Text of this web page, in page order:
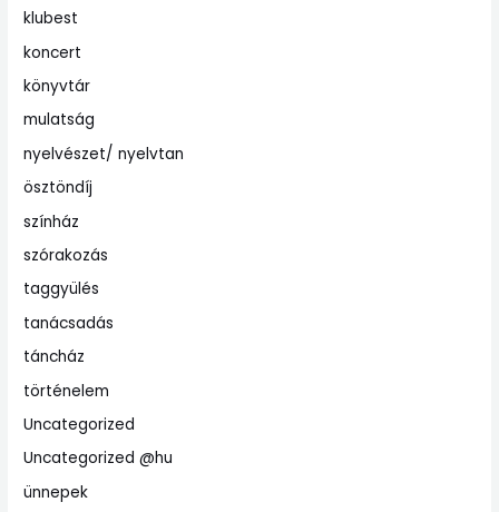
klubest
koncert
könyvtár
mulatság
nyelvészet/ nyelvtan
ösztöndíj
színház
szórakozás
taggyülés
tanácsadás
táncház
történelem
Uncategorized
Uncategorized @hu
ünnepek